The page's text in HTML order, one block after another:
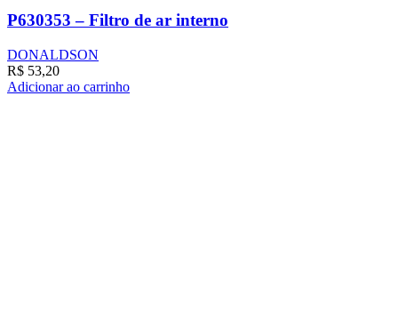
P630353 – Filtro de ar interno
DONALDSON
R$ 53,20
Adicionar ao carrinho